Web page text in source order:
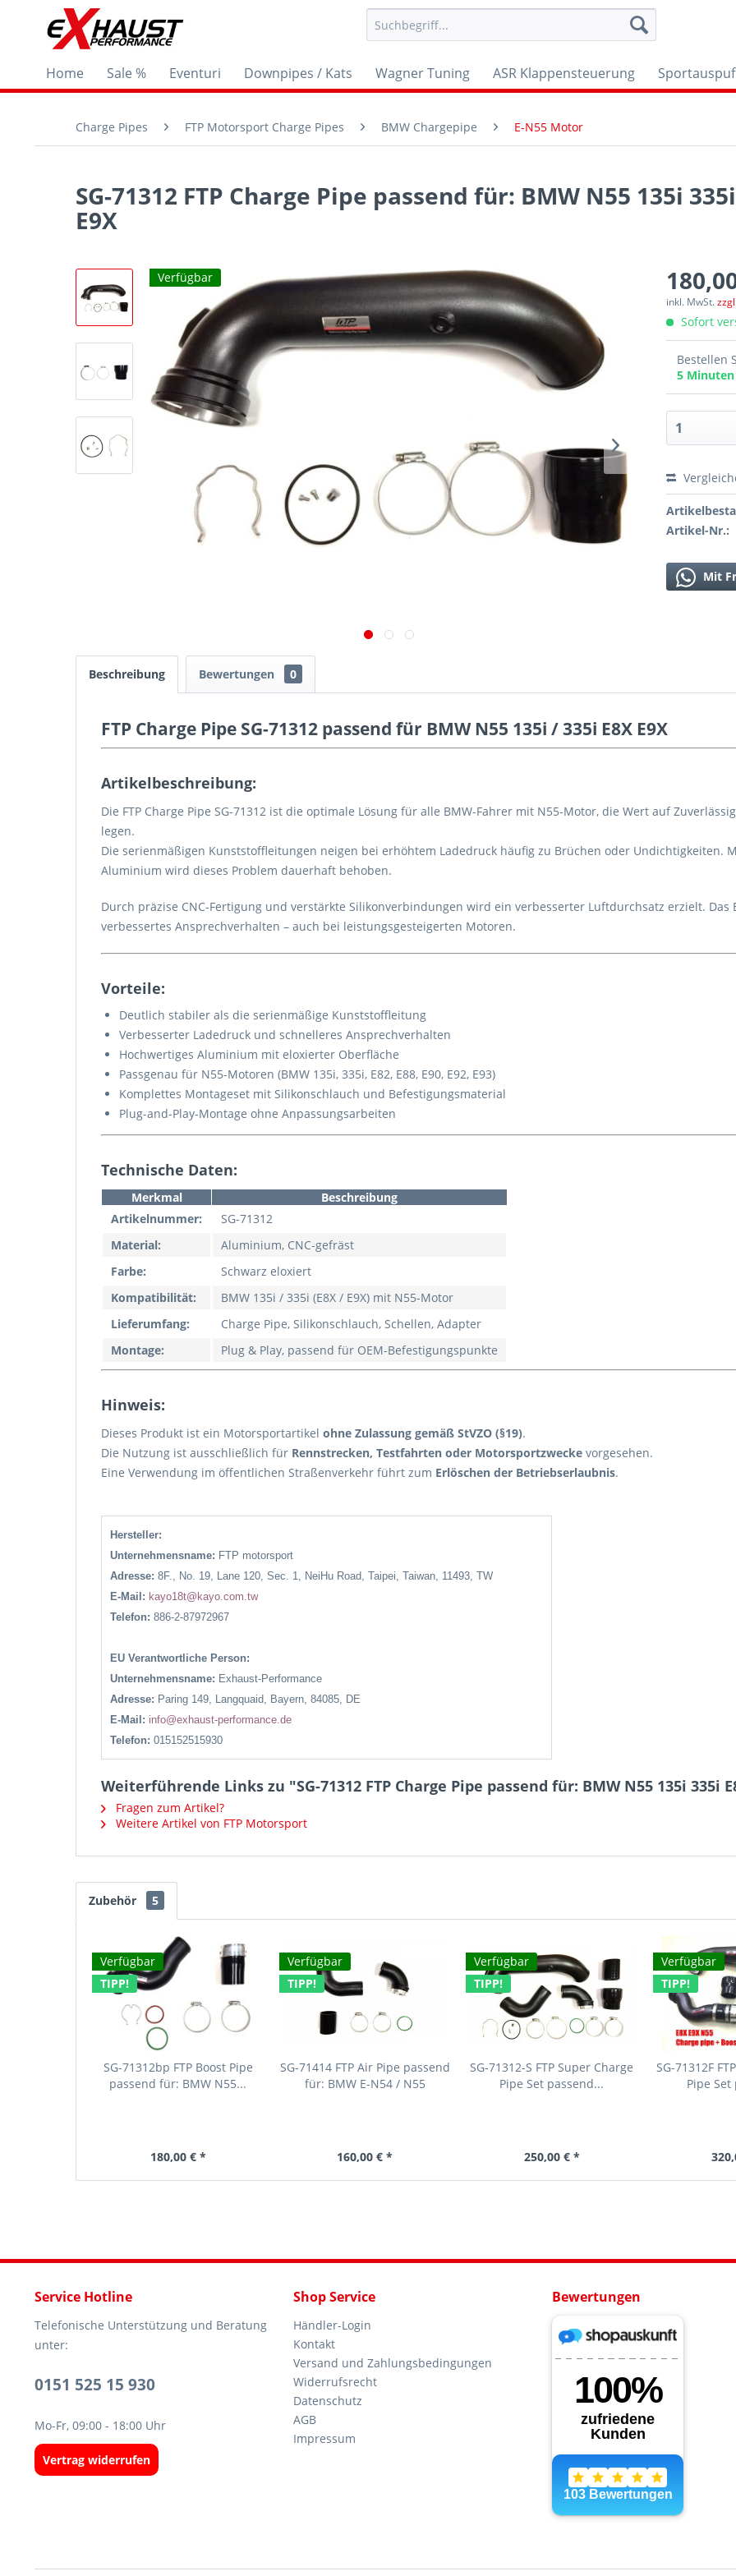
Home Sale % Eventuri Downpipes / Kats Wagner Tuning ASR Klappensteuerung
Charge Pipes FTP Motorsport Charge Pipes BMW Chargepipe E-N55 Motor
SG-71312 FTP Charge Pipe passend für: BMW N55 135i
E9X
Verfügbar
inkl. MwSt.
Sofort
Bestellen
5
Artikel-Nr.:
Mit
Beschreibung Bewertungen 0
FTP Charge Pipe SG-71312 passend für BMW N55 135i / 335i E8X E9X
Artikelbeschreibung:
Die FTP Charge Pipe SG-71312 ist die optimale Lösung für alle BMW-Fahrer mit N55-Motor, die Wert auf
legen.
Die serienmäßigen Kunststoffleitungen neigen bei erhöhtem Ladedruck häufig zu Brüchen oder Undichtigkeiten.
Aluminium wird dieses Problem dauerhaft behoben.
Durch präzise CNC-Fertigung und verstärkte Silikonverbindungen wird ein verbesserter Luftdurchsatz erzielt.
verbessertes Ansprechverhalten – auch bei leistungsgesteigerten Motoren.
Vorteile:
Deutlich stabiler als die serienmäßige Kunststoffleitung
Verbesserter Ladedruck und schnelleres Ansprechverhalten
Hochwertiges Aluminium mit eloxierter Oberfläche
Passgenau für N55-Motoren (BMW 135i, 335i, E82, E88, E90, E92, E93)
Komplettes Montageset mit Silikonschlauch und Befestigungsmaterial
Plug-and-Play-Montage ohne Anpassungsarbeiten
Technische Daten:
Merkmal
Beschreibung
Artikelnummer:
SG-71312
Material:
Aluminium, CNC-gefräst
Farbe:
Schwarz eloxiert
Kompatibilität:
BMW 135i / 335i (E8X / E9X) mit N55-Motor
Lieferumfang:
Charge Pipe, Silikonschlauch, Schellen, Adapter
Montage:
Plug & Play, passend für OEM-Befestigungspunkte
Hinweis:
Dieses Produkt ist ein Motorsportartikel ohne Zulassung gemäß StVZO (§19).
Die Nutzung ist ausschließlich für Rennstrecken, Testfahrten oder Motorsportzwecke vorgesehen.
Eine Verwendung im öffentlichen Straßenverkehr führt zum Erlöschen der Betriebserlaubnis.
Hersteller:
Unternehmensname: FTP motorsport
Adresse: 8F., No. 19, Lane 120, Sec. 1, NeiHu Road, Taipei, Taiwan, 11493, TW
E-Mail: kayo18t@kayo.com.tw
Telefon: 886-2-87972967
EU Verantwortliche Person:
Unternehmensname: Exhaust-Performance
Adresse: Paring 149, Langquaid, Bayern, 84085, DE
E-Mail: info@exhaust-performance.de
Telefon: 015152515930
Weiterführende Links zu "SG-71312 FTP Charge Pipe passend für: BMW N55 135i 335i
Fragen zum Artikel?
Weitere Artikel von FTP Motorsport
Zubehör 5
Verfügbar
TIPP!
SG-71312bp FTP Boost Pipe
passend für: BMW N55...
180,00 € *
Verfügbar
TIPP!
SG-71414 FTP Air Pipe passend
für: BMW E-N54 / N55
160,00 € *
Verfügbar
TIPP!
SG-71312-S FTP Super Charge
Pipe Set passend...
250,00 € *
Verfügbar
TIPP!
SG-71312F
Pipe Set
Service Hotline
Telefonische Unterstützung und Beratung
unter:
0151 525 15 930
Mo-Fr, 09:00 - 18:00 Uhr
Vertrag widerrufen
Shop Service
Händler-Login
Kontakt
Versand und Zahlungsbedingungen
Widerrufsrecht
Datenschutz
AGB
Impressum
Bewertungen